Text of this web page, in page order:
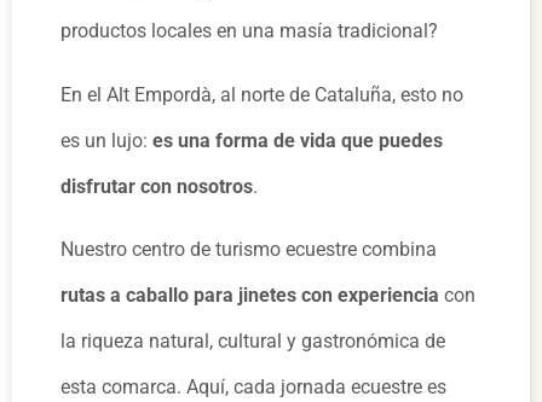
productos locales en una masía tradicional?
En el Alt Empordà, al norte de Cataluña, esto no
es un lujo: es una forma de vida que puedes
disfrutar con nosotros.
Nuestro centro de turismo ecuestre combina
rutas a caballo para jinetes con experiencia con
la riqueza natural, cultural y gastronómica de
esta comarca. Aquí, cada jornada ecuestre es